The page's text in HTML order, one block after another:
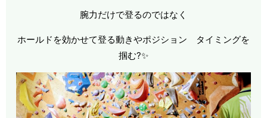
腕力だけで登るのではなく
ホールドを効かせて登る動きやポジション タイミングを
掴む?✨